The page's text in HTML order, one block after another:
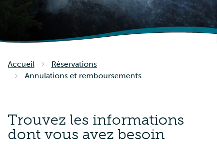
Accueil
Réservations
Annulations et remboursements
Trouvez les informations
dont vous avez besoin